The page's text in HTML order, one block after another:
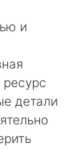
и
детали